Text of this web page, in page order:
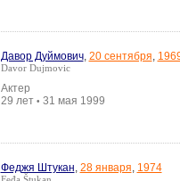
Давор Дуймович, 20 сентября,
Davor Dujmovic
Актер
29 лет • 31 мая 1999
Феджя Штукан, 28 января, 1974